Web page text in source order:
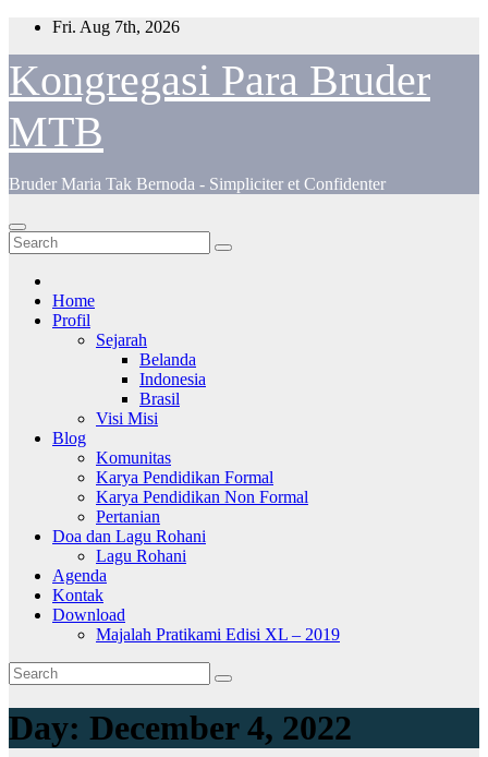
Skip
content
Fri. Aug 7th, 2026
Kongregasi Para Bruder
MTB
Bruder Maria Tak Bernoda - Simpliciter et Confidenter
Home
Profil
Sejarah
Belanda
Indonesia
Brasil
Visi Misi
Blog
Komunitas
Karya Pendidikan Formal
Karya Pendidikan Non Formal
Pertanian
Doa dan Lagu Rohani
Lagu Rohani
Agenda
Kontak
Download
Majalah Pratikami Edisi XL – 2019
Day: December 4, 2022